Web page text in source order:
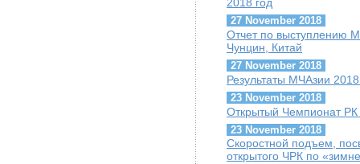
2018 год
27 November 2018
Отчет по выступлению
Чунцин, Китай
27 November 2018
Результаты МЧАзии
23 November 2018
Открытый Чемпионат РК
23 November 2018
Скоростной подъем,
открытого ЧРК по